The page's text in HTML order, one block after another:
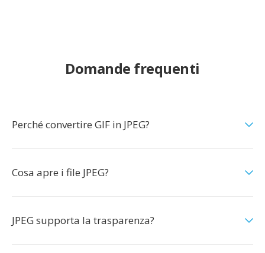
Domande frequenti
Perché convertire GIF in JPEG?
Cosa apre i file JPEG?
JPEG supporta la trasparenza?